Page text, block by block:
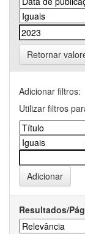
Retornar
Adicionar filtros:
Utilizar filtros
Resultados/